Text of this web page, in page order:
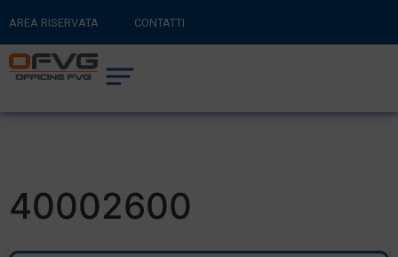
AREA RISERVATA CONTATTI
RITORNA AL SITO PRINCIPALE
CARRELLO
40002600